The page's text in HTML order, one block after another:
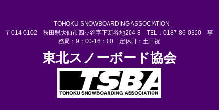
TOHOKU SNOWBOARDING ASSOCIATION
〒014-0102 秋田県大仙市四ッ谷字下新谷地204-8 TEL：0187-86-0320 事
務局：9：00-16：00 定休日：土日祝
東北スノーボード協会